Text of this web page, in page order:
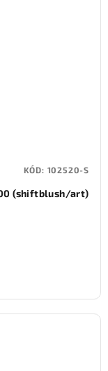
(shiftblush/art)
KÓD: 102520-S